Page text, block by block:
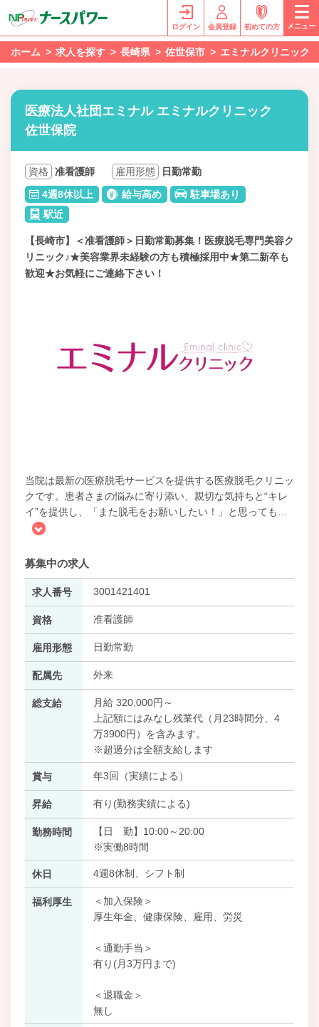
ログイン 会員登録 初めての方 メニュー
ホーム 求人を探す 長崎県 佐世保市 エミナルクリニック
医療法人社団エミナル エミナルクリニック
佐世保院
資格 准看護師 雇用形態
日勤常勤
4週8休以上
給与高め
駐車場あり
駅近
【長崎市】＜准看護師＞日勤常勤募集！医療脱毛専門美容ク
リニック♪★美容業界未経験の方も積極採用中★第二新卒も
歓迎★お気軽にご連絡下さい！
当院は最新の医療脱毛サービスを提供する医療脱毛クリニッ
クです。患者さまの悩みに寄り添い、親切な気持ちと“キレ
イ”を提供し、「また脱毛をお願いしたい！」と思っても
募集中の求人
求人番号 3001421401
資格 准看護師
雇用形態 日勤常勤
配属先 外来
総支給
月給 320,000円～
上記額にはみなし残業代（月23時間分、4
万3900円）を含みます。
※超過分は全額支給します
賞与 年3回（実績による）
昇給 有り(勤務実績による)
勤務時間
【日 勤】10:00～20:00
※実働8時間
休日 4週8休制、シフト制
福利厚生
＜加入保険＞
厚生年金、健康保険、雇用、労災
＜通勤手当＞
有り(月3万円まで)
＜退職金＞
無し